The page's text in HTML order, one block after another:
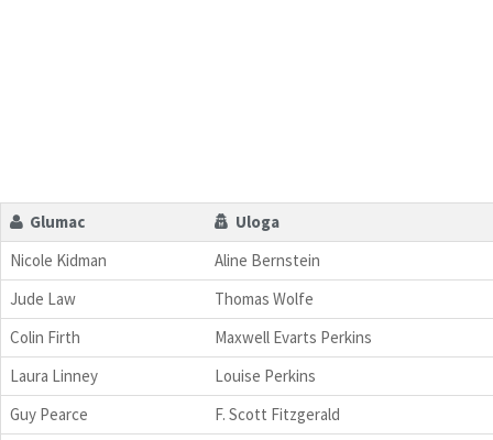
Glumac
Uloga
Nicole Kidman
Aline Bernstein
Jude Law
Thomas Wolfe
Colin Firth
Maxwell Evarts Perkins
Laura Linney
Louise Perkins
Guy Pearce
F. Scott Fitzgerald